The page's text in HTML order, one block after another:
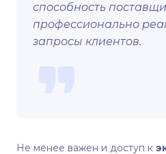
способность
профессионально
запросы клиентов.
Не менее важен и доступ к